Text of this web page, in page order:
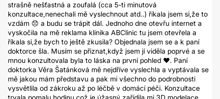
strašně nešťastná a zoufalá (cca 5-ti minutová
konzultace,nenechali mě vyslechnout atd..) říkala jsem si,že to
vzdám 😞 a budu se trápit dál. Jednoho dne otevřu internet a
vyskočila na mě reklama klinika ABClinic tu jsem otevřela a
říkala si,že bych to ještě zkusila? Objednala jsem se a k paní
doktorce šla. Musím se přiznat,když jsem jí viděla poprvé a se
mnou konzultovala byla to láska na první pohled ❤. Paní
doktorka Věra Šatánková mě nejdříve vyslechla a vyptávala se
mě jakou mám představu a pak mi všechno do podrobnosti
vysvětlila od zákroku až po léčbě v domácí péči. Konzultace
trvala pomalu hodinu což je úžasný zařídila mi 3D modelace